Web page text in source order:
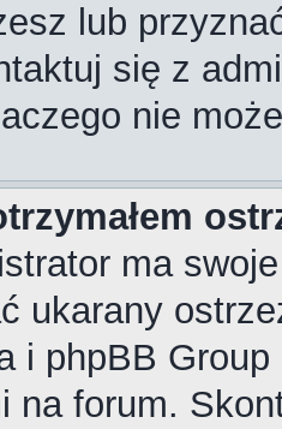
lub
się z
nie
ma
ukarany
i phpBB
na forum.